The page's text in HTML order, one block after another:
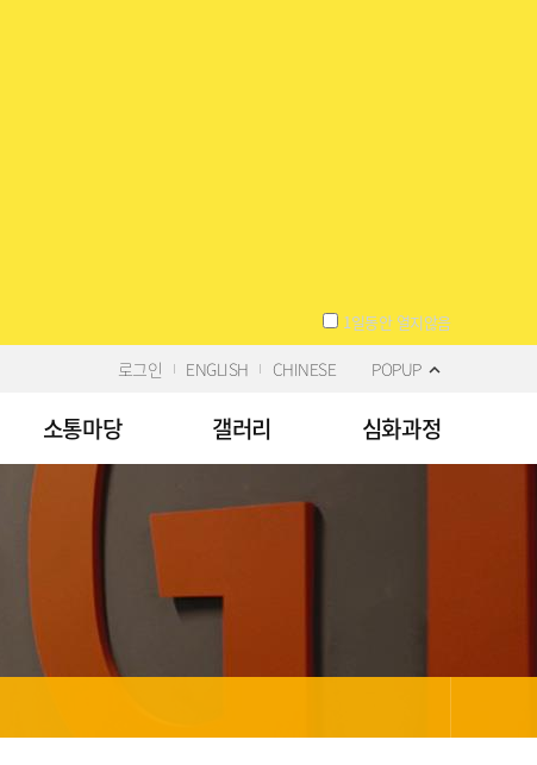
1일동안 열지않음
로그인 ENGLISH CHINESE POPUP
소통마당 갤러리 심화과정